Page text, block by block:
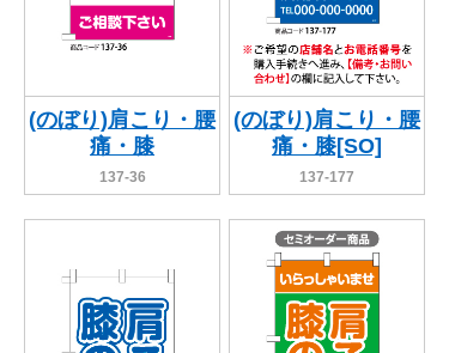
(のぼり)肩こり・腰
痛・膝
137-36
(のぼり)肩こり・腰
痛・膝[SO]
137-177